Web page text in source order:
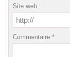
Site web :
Commentaire * :